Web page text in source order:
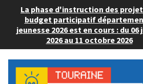
La phase d'instruction des
budget participatif
jeunesse 2026 est en cours : du
2026 au 11 octobre 2026